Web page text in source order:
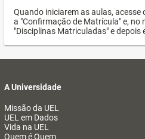
Quando iniciarem as aulas,
a "Confirmação de Matrícula" e, no
"Disciplinas Matriculadas" e depois
A Universidade
Missão da UEL
UEL em Dados
Vida na UEL
Quem é Quem